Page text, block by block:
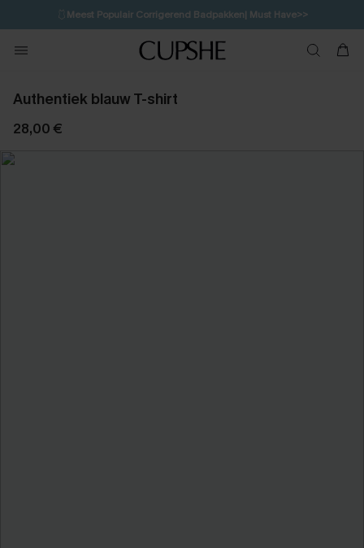
🩱Meest Populair Corrigerend Badpakken| Must Have>>
💌Abonneer je & ontvang tot 15% korting>>
Koop 3, krijg 15% korting | CODE: SW15
Authentiek blauw T-shirt
28,00 €